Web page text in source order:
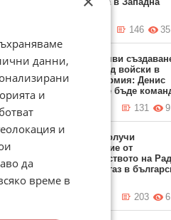
146
Путин обяви
на нов род войски в
руската армия: Денис
Лямин ще бъде
вчера в 16:05 ч.
131
Турция получи
разрешение от
правителството на
да търси газ в
води
203
данни,
и
и
да
време в